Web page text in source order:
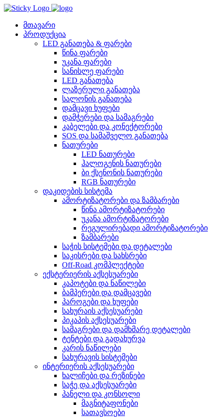
Skip
contentმთავარი
პროდუქცია
LED განათება & ფარები
წინა ფარები
უკანა ფარები
სანისლე ფარები
LED განათება
ლაზერული განათება
სალონის განათება
დამცავი ხუფები
დამჭერები და სამაგრები
კაბელები და კონექტორები
SOS და სამაშველო განათება
ნათურები
LED ნათურები
ჰალოგენის ნათურები
ბი ქსენონის ნათურები
RGB ნათურები
დაკიდების სისტემა
ამორტიზატორები და ზამბარები
წინა ამორტიზატორები
უკანა ამორტიზატორები
რეგულირებადი ამორტიზატორები
ზამბარები
საჭის სისტემები და დეტალები
საკისრები და სახსრები
Off-Road კომპლექტები
ექსტერიერის აქსესუარები
კაპოტები და ნაწილები
ბამპერები და დამცავები
პაროგები და ხუფები
სახურაის აქსესუარები
პიკაპის აქსესუარები
სამაგრები და დამხმარე დეტალები
ტენტები და გადახურვა
კარის ნაწილები
სახურავის სისტემები
ინტერიერის აქსესუარები
ხალიჩები და რეზინები
საჭე და აქსესუარები
პანელი და კონსოლი
მაგნიტაფონები
სათავსოები